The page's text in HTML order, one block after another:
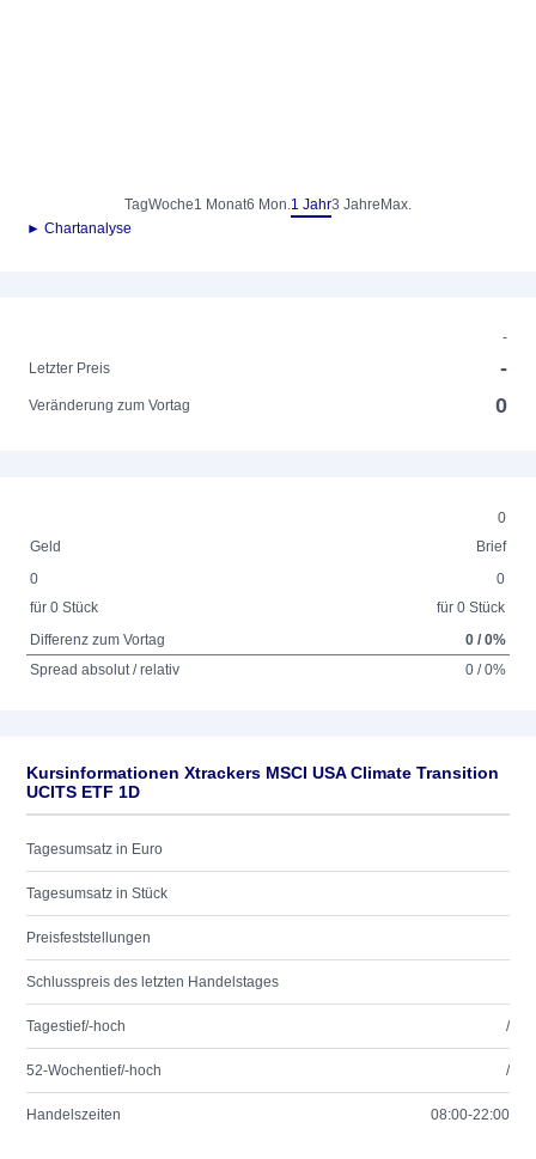
TagWoche1 Monat6 Mon.1 Jahr3 Jahre Max.
► Chartanalyse
-
Letzter Preis
-
Veränderung zum Vortag 0
0
Geld
Brief
0
für 0 Stück
0
für 0 Stück
Differenz zum Vortag
0 / 0%
Spread absolut / relativ
0 / 0%
Kursinformationen Xtrackers MSCI USA Climate Transition
UCITS ETF 1D
Tagesumsatz in Euro
Tagesumsatz in Stück
Preisfeststellungen
Schlusspreis des letzten Handelstages
Tagestief/-hoch /
52-Wochentief/-hoch /
Handelszeiten 08:00-22:00